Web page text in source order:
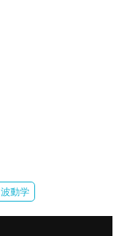
波動学